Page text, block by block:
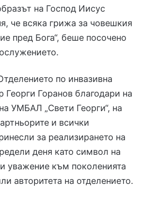
на Господ Иисус
че всяка грижа за човешкия
пред Бога“, беше посочено
по инвазивна
Георги Горанов благодари на
УМБАЛ „Свети Георги“, на
и всички
за реализирането на
деня като символ на
уважение към поколенията
авторитета на отделението.